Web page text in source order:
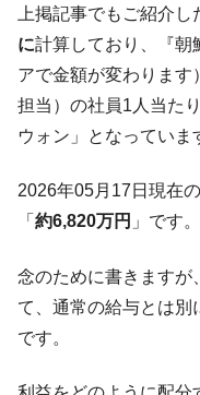
営業利益80.2％も減少
『Money1』
米国下
にぶん殴る法案」提出
する差別。許してはお
『Money1』
韓国ボ
『Money1』
韓国半
業績「史上最高益」当
機 ⇒ 10.7兆では損が
『Money1』
【速報
日(水)もサイドカー・
上掲記事でもご紹介
に計算しており、『朝
アで金額が変わります
担当）の社員1人当た
ウォン」となっていま
2026年05月17日現在
「 約6,820万円 」です。
念のために書きますが
て、通常の給与とは
です。